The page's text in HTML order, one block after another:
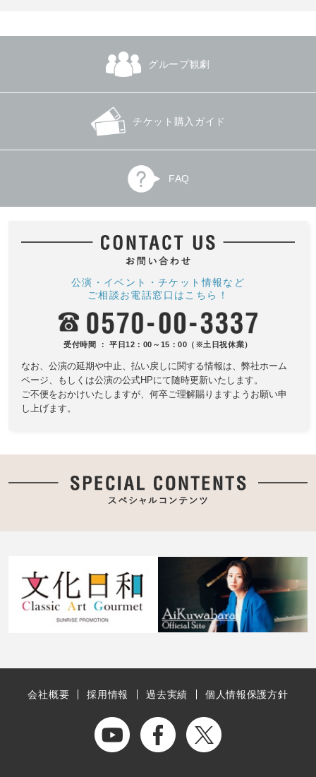
グループ観劇
チケット購入ガイド
FAQ
公演・イベント・チケット情報など
ご相談お電話窓口はこちら！
受付時間 ： 平日12：00～15：00（※土日祝休業）
なお、公演の延期や中止、払い戻しに関する情報は、 弊社ホーム
ページ、もしくは公演の公式HPにて随時更新いたします。
ご不便をおかけいたしますが、何卒ご理解賜りますようお願い申
し上げます。
会社概要 採用情報 過去実績 個人情報保護方針